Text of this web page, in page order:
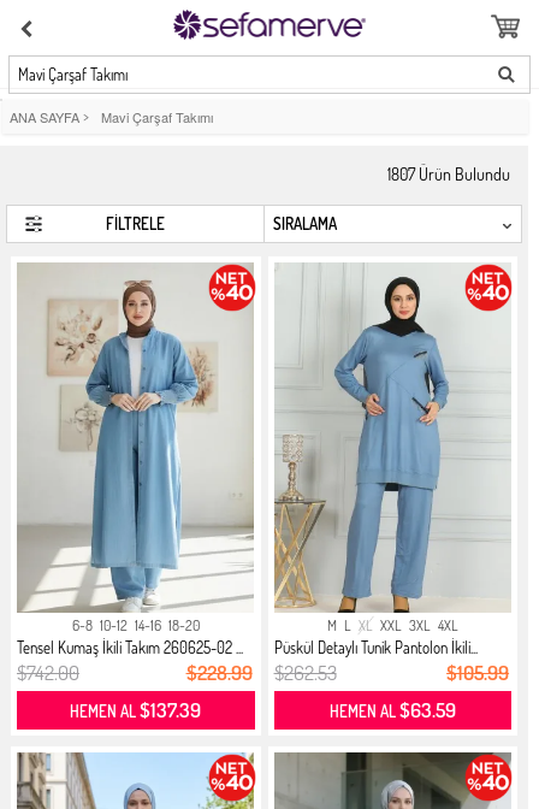
Mavi Çarşaf Takımı
ANA SAYFA > Mavi Çarşaf Takımı
1807Ürün Bulundu
FİLTRELE
6-8 10-12 14-16 18-20
Tensel Kumaş İkili Takım 260625-02 ...
$742.00 $228.99
HEMEN AL$137.39
M L XL XXL 3XL 4XL
Püskül Detaylı Tunik Pantolon İkili...
$262.53 $105.99
HEMEN AL$63.59